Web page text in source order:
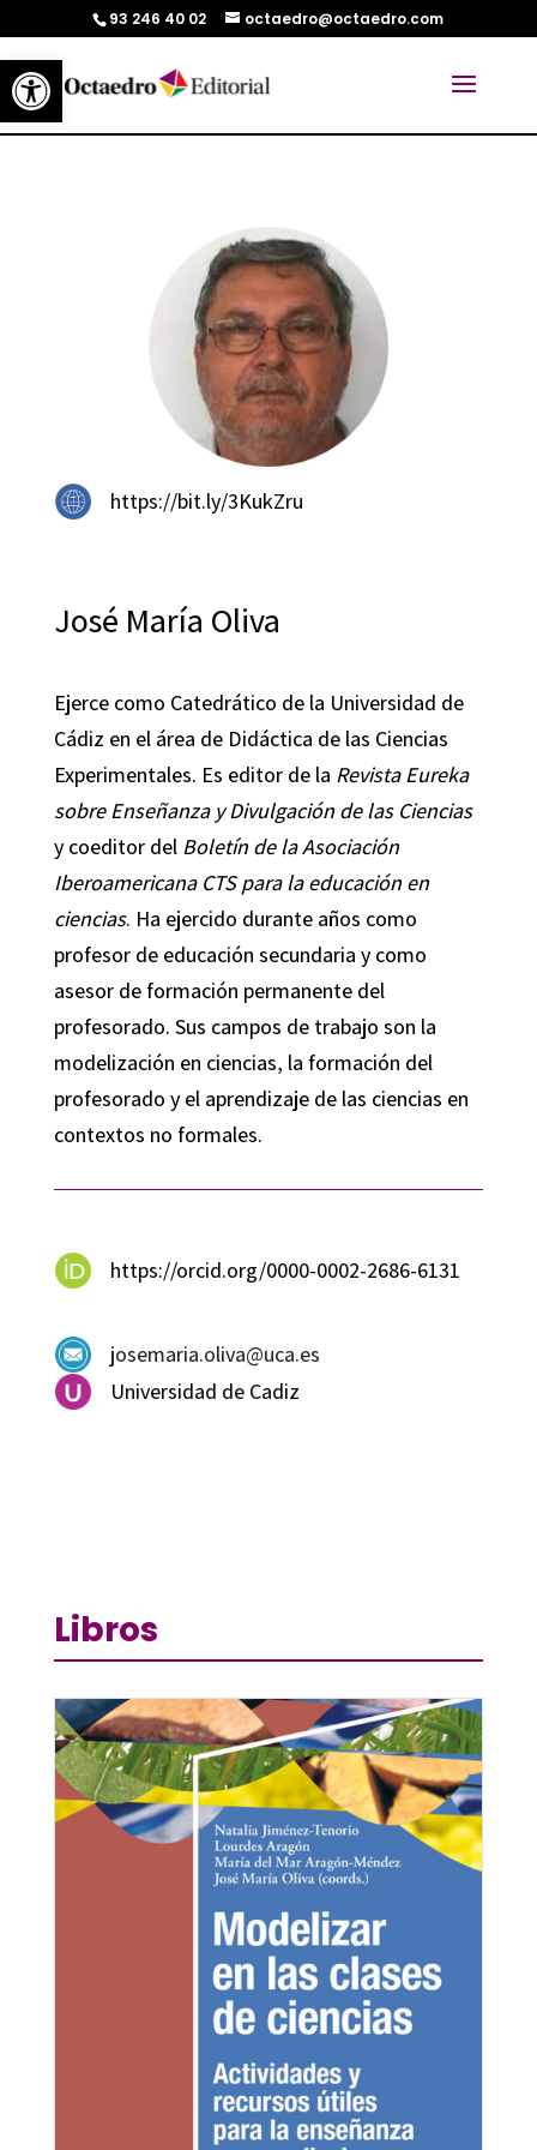
Abrir barra de herramientas
93 246 40 02 octaedro@octaedro.com
https://bit.ly/3KukZru
José María Oliva
Ejerce como Catedrático de la Universidad de
Cádiz en el área de Didáctica de las Ciencias
Experimentales. Es editor de la Revista Eureka
sobre Enseñanza y Divulgación de las Ciencias
y coeditor del Boletín de la Asociación
Iberoamericana CTS para la educación en
ciencias. Ha ejercido durante años como
profesor de educación secundaria y como
asesor de formación permanente del
profesorado. Sus campos de trabajo son la
modelización en ciencias, la formación del
profesorado y el aprendizaje de las ciencias en
contextos no formales.
https://orcid.org/0000-0002-2686-6131
josemaria.oliva@uca.es
Universidad de Cadiz
Libros